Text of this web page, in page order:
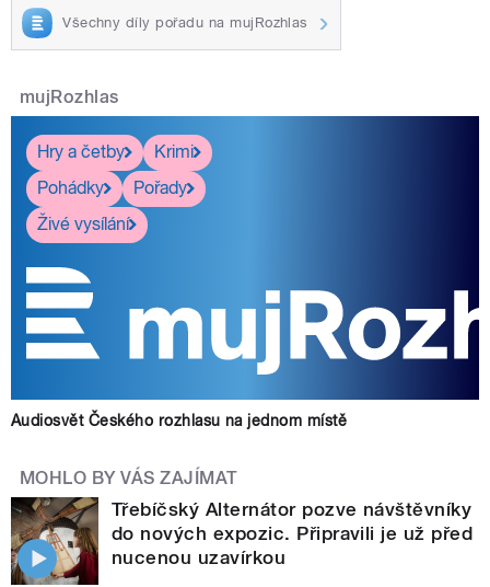
Všechny díly pořadu na mujRozhlas
mujRozhlas
Hry a četby
Krimi
Pohádky
Pořady
Živé vysílání
Audiosvět Českého rozhlasu na jednom místě
MOHLO BY VÁS ZAJÍMAT
Třebíčský Alternátor pozve návštěvníky
do nových expozic. Připravili je už před
nucenou uzavírkou